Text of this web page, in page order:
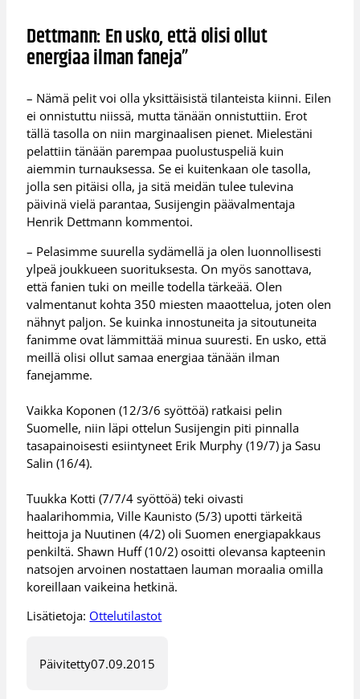
Dettmann: En usko, että olisi ollut
energiaa ilman faneja”
– Nämä pelit voi olla yksittäisistä tilanteista kiinni. Eilen
ei onnistuttu niissä, mutta tänään onnistuttiin. Erot
tällä tasolla on niin marginaalisen pienet. Mielestäni
pelattiin tänään parempaa puolustuspeliä kuin
aiemmin turnauksessa. Se ei kuitenkaan ole tasolla,
jolla sen pitäisi olla, ja sitä meidän tulee tulevina
päivinä vielä parantaa, Susijengin päävalmentaja
Henrik Dettmann kommentoi.
– Pelasimme suurella sydämellä ja olen luonnollisesti
ylpeä joukkueen suorituksesta. On myös sanottava,
että fanien tuki on meille todella tärkeää. Olen
valmentanut kohta 350 miesten maaottelua, joten olen
nähnyt paljon. Se kuinka innostuneita ja sitoutuneita
fanimme ovat lämmittää minua suuresti. En usko, että
meillä olisi ollut samaa energiaa tänään ilman
fanejamme.
Vaikka Koponen (12/3/6 syöttöä) ratkaisi pelin
Suomelle, niin läpi ottelun Susijengin piti pinnalla
tasapainoisesti esiintyneet Erik Murphy (19/7) ja Sasu
Salin (16/4).
Tuukka Kotti (7/7/4 syöttöä) teki oivasti
haalarihommia, Ville Kaunisto (5/3) upotti tärkeitä
heittoja ja Nuutinen (4/2) oli Suomen energiapakkaus
penkiltä. Shawn Huff (10/2) osoitti olevansa kapteenin
natsojen arvoinen nostattaen lauman moraalia omilla
koreillaan vaikeina hetkinä.
Lisätietoja: Ottelutilastot
Päivitetty07.09.2015